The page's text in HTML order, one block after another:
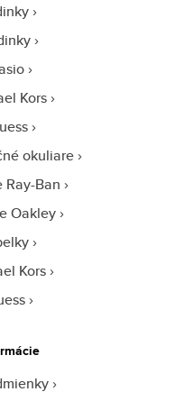
Kors
okuliare
Ban
Oakley
Kors